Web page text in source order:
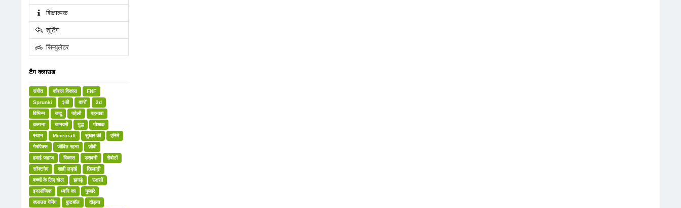
शिक्षात्मक
शूटिंग
सिम्युलेटर
टैग क्लाउड
संगीत कौशल विकास
FNF
Sprunki
३डी कारों
2d
विभिन्न
जादू पहेली
पहनावा
कल्पना
जानवरों युद्ध
पोशाक
स्थान
Minecraft सुधार की
एनिमे
गेमपिक्स
जीवित रहना
ज़ोंबी
हवाई जहाज
विकास डरावनी
रोबोटों
सॉफ्टगेम
शाही लड़ाई
खिलाड़ी
बच्चों के लिए खेल
झगड़े
राक्षसों
इनलॉजिक
ध्वनि का
गुब्बारे
क्लाउड गेमिंग
फ़ुटबॉल
दौड़ना